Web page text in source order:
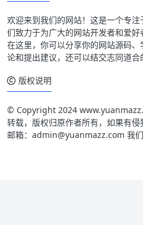
欢迎来到我们的网站！这是一个专
们致力于为广大的网站开发者和爱好
在这里，你可以分享你的网站源码
论和提出建议，还可以结交志同道合
版权说明
© Copyright 2024
转载，版权归原作者所有，如果有
邮箱：admin@yuanmazz.com 我们